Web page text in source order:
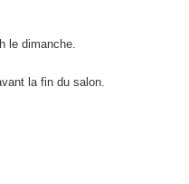
parfois
mis à rude épreuve
le dimanche.
la fin du salon.